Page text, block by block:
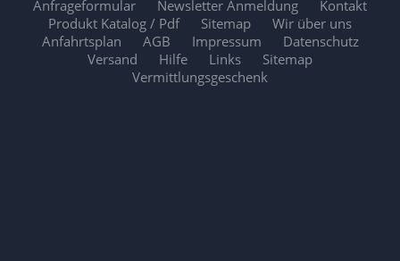
Anfrageformular Newsletter Anmeldung
Kontakt
Produkt Katalog / Pdf
Sitemap
Wir über uns
Anfahrtsplan
AGB Impressum
Datenschutz
Versand
Hilfe Links
Sitemap
Vermittlungsgeschenk